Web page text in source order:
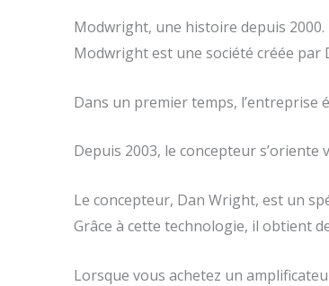
Modwright, une histoire depuis 2000.
Modwright est une société créée par
Dans un premier temps, l’entreprise
Depuis 2003, le concepteur
Le concepteur, Dan Wright, est un
Grâce à cette technologie, il obtient
Lorsque vous achetez un